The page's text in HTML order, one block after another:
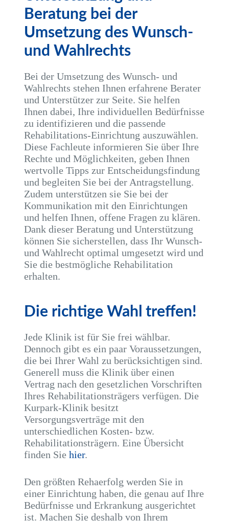
Beratung bei der
Umsetzung des Wunsch-
und Wahlrechts
Bei der Umsetzung des Wunsch- und
Wahlrechts stehen Ihnen erfahrene Berater
und Unterstützer zur Seite. Sie helfen
Ihnen dabei, Ihre individuellen Bedürfnisse
zu identifizieren und die passende
Rehabilitations-Einrichtung auszuwählen.
Diese Fachleute informieren Sie über Ihre
Rechte und Möglichkeiten, geben Ihnen
wertvolle Tipps zur Entscheidungsfindung
und begleiten Sie bei der Antragstellung.
Zudem unterstützen sie Sie bei der
Kommunikation mit den Einrichtungen
und helfen Ihnen, offene Fragen zu klären.
Dank dieser Beratung und Unterstützung
können Sie sicherstellen, dass Ihr Wunsch-
und Wahlrecht optimal umgesetzt wird und
Sie die bestmögliche Rehabilitation
erhalten.
Die richtige Wahl treffen!
Jede Klinik ist für Sie frei wählbar.
Dennoch gibt es ein paar Voraussetzungen,
die bei Ihrer Wahl zu berücksichtigen sind.
Generell muss die Klinik über einen
Vertrag nach den gesetzlichen Vorschriften
Ihres Rehabilitationsträgers verfügen. Die
Kurpark-Klinik besitzt
Versorgungsverträge mit den
unterschiedlichen Kosten- bzw.
Rehabilitationsträgern. Eine Übersicht
finden Sie hier.
Den größten Rehaerfolg werden Sie in
einer Einrichtung haben, die genau auf Ihre
Bedürfnisse und Erkrankung ausgerichtet
ist. Machen Sie deshalb von Ihrem